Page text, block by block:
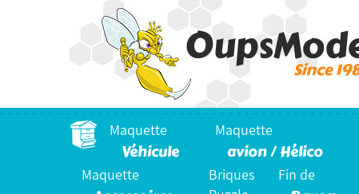
Maquette
Véhicule
Maquette
avion / Hélico
Maquette
Briques
Fin de